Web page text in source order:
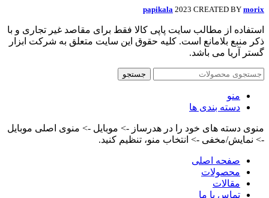
papikala 2023 CREATED BY morix
استفاده از مطالب سایت پاپی کالا فقط برای مقاصد غیر تجاری و با
ذکر منبع بلامانع است. کلیه حقوق این سایت متعلق به شرکت ابزار
گستر آریا می باشد.
جستجو
منو
دسته بندی ها
منوی دسته های خود را در هدرساز -> موبایل -> منوی اصلی موبایل
-> نمایش/مخفی -> انتخاب منو، تنظیم کنید.
صفحه اصلی
محصولات
مقالات
تماس با ما